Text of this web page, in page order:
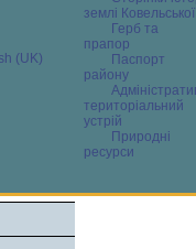
землі Ковельської
Герб та
прапор
Паспорт
району
територіальний
устрій
Природні
ресурси